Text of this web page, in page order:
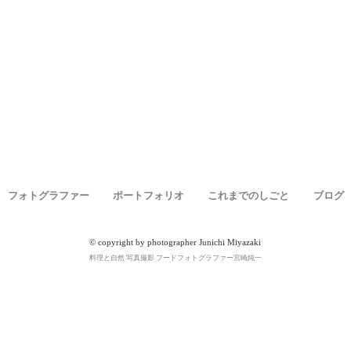
フォトグラファー ポートフォリオ これまでのしごと ブログ
© copyright by photographer Junichi Miyazaki
料理と自然 写真撮影 フードフォトグラファー宮崎純一